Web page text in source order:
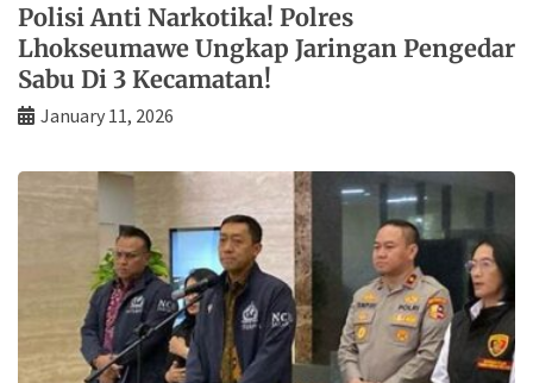
Polisi Anti Narkotika! Polres
Lhokseumawe Ungkap Jaringan Pengedar
Sabu Di 3 Kecamatan!
January 11, 2026